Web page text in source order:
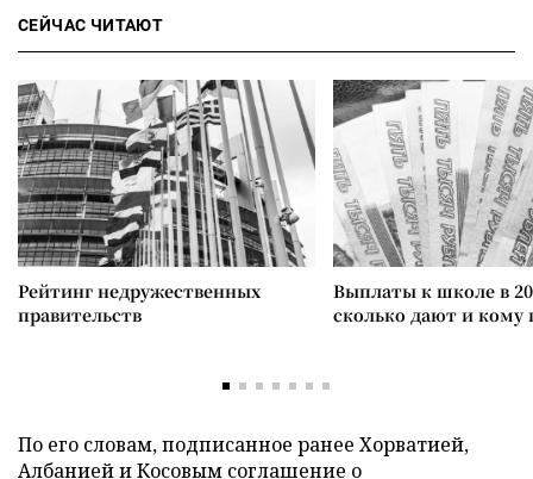
СЕЙЧАС ЧИТАЮТ
Рейтинг недружественных
правительств
Выплаты к школе в
сколько дают и
По его словам, подписанное ранее Хорватией,
Албанией и Косовым соглашение о